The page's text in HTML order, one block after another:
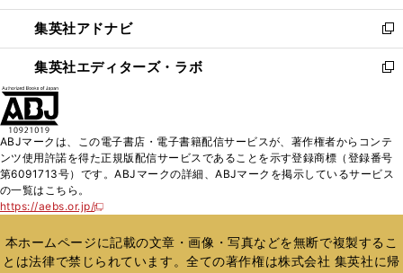
開
く
ウ
で
開
く
ン
ド
ウ
で
ウ
ィ
ン
ド
く
集英社アドナビ
新
し
い
ド
ウ
で
集英社エディターズ・ラボ
新
ィ
ン
ド
開
く
ABJマークは、この電子書店・電子書籍配信サービスが、著作権者からコンテ
ンツ使用許諾を得た正規版配信サービスであることを示す登録商標（登録番号
第6091713号）です。ABJマークの詳細、ABJマークを掲示しているサービス
の一覧はこちら。
https://aebs.or.jp/
新
い
ウ
ィ
本ホームページに記載の文章・画像・写真などを無断で複製するこ
とは法律で禁じられています。全ての著作権は株式会社 集英社に帰